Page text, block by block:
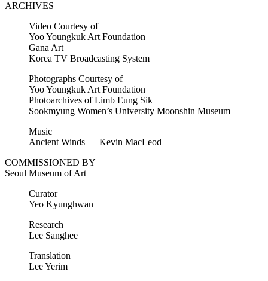
ARCHIVES
Video Courtesy of
Yoo Youngkuk Art Foundation
Gana Art
Korea TV Broadcasting System
Photographs Courtesy of
Yoo Youngkuk Art Foundation
Photoarchives of Limb Eung Sik
Sookmyung Women’s University Moonshin Museum
Music
Ancient Winds — Kevin MacLeod
COMMISSIONED BY
Seoul Museum of Art
Curator
Yeo Kyunghwan
Research
Lee Sanghee
Translation
Lee Yerim